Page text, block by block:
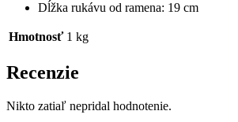
Dĺžka rukávu od ramena: 19 cm
Hmotnosť 1 kg
Recenzie
Nikto zatiaľ nepridal hodnotenie.